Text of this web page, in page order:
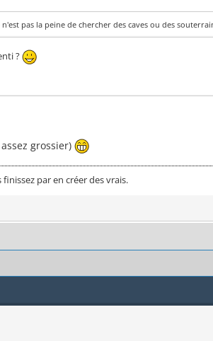
pas la peine de chercher des caves ou des
?
grossier)
par en créer des vrais.